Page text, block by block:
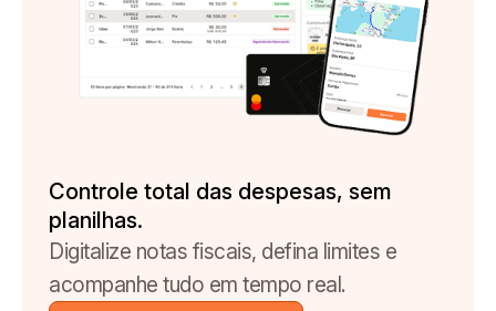
Controle total das despesas, sem
planilhas.
Digitalize notas fiscais, defina limites e
acompanhe tudo em tempo real.